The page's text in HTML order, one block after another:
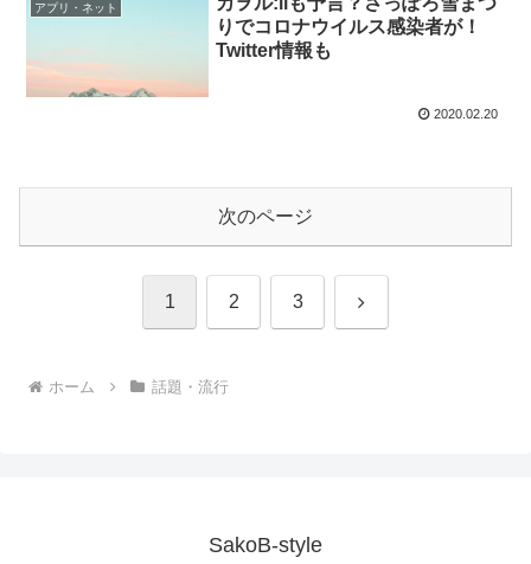
アプリ・ネット
りでコロナウイルス感染者が！
Twitter情報も
2020.02.20
次のページ
1 2 3 次
ホーム 話題・流行
SakoB-style